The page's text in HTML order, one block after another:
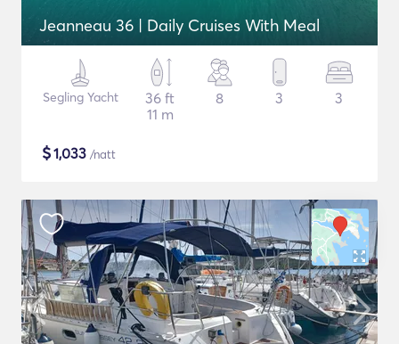
Jeanneau 36 | Daily Cruises With Meal
Segling Yacht
36 ft
11 m
8 3 3
$1,033 /natt